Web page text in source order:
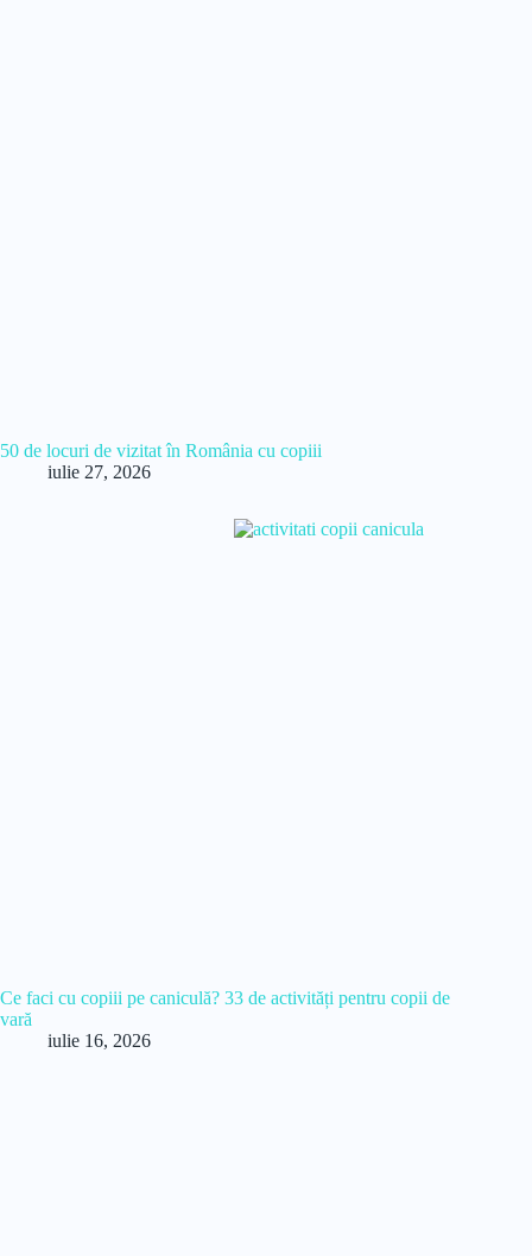
50 de locuri de vizitat în România cu copiii
iulie 27, 2026
Ce faci cu copiii pe caniculă? 33 de activități pentru copii de
vară
iulie 16, 2026